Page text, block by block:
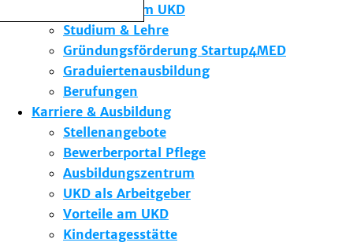
Forschung am UKD
Studium & Lehre
Gründungsförderung Startup4MED
Graduiertenausbildung
Berufungen
Karriere & Ausbildung
Stellenangebote
Bewerberportal Pflege
Ausbildungszentrum
UKD als Arbeitgeber
Vorteile am UKD
Kindertagesstätte